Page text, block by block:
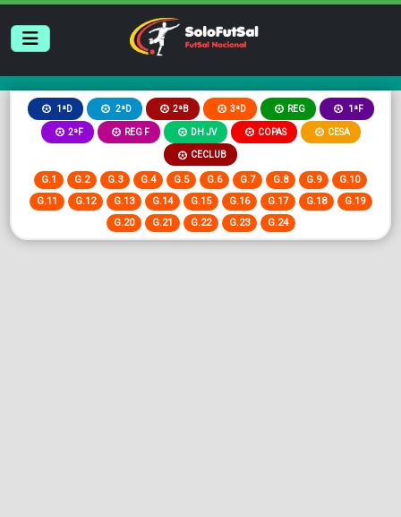
1ªD 2ªD 2ªB 3ªD REG 1ªF
2ªF REG F DH JV COPAS CESA
CECLUB
G.1 G.2 G.3 G.4 G.5 G.6 G.7 G.8 G.9
G.10
G.11
G.12 G.13 G.14 G.15 G.16 G.17 G.18
G.19
G.20
G.21 G.22 G.23 G.24